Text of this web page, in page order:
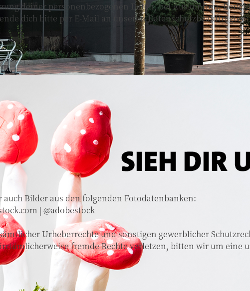
deiner personenbezogenen Daten, bei Auskünften,
dich bitte per E-Mail an unseren Datenschutzbeauftragten:
Bilder aus den folgenden Fotodatenbanken:
| @adobestock
Urheberrechte und sonstigen gewerblicher
fremde Rechte verletzen, bitten wir um eine